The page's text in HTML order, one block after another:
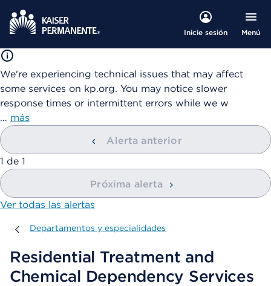
Inicie sesión Menú
We're experiencing technical issues that may affect
some services on kp.org. You may notice slower
response times or intermittent errors while we w
… más
Alerta anterior
mostrando
1 de 1
Próxima alerta
Ver todas las alertas
Departamentos y especialidades
Departamentos y especialidades
Residential Treatment and
Chemical Dependency Services